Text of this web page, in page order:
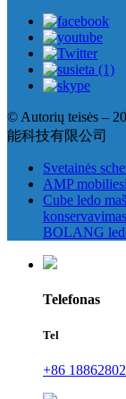
© Autorių teisės –
能科技有限公司
Svetainės
AMP
Cube ledo
konservavimas
BOLANG
Telefonas
Tel
+86